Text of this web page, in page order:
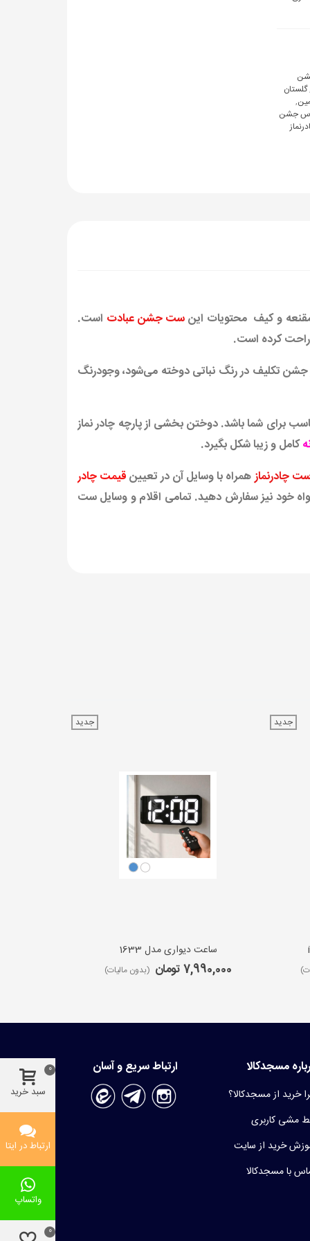
گلستان
,
جشن
و کیف محتویات اینست جشن عبادت است.
راحت کرده است.
تکلیف در رنگ نباتی دوخته می‌شود، وجودرنگ
برای شما باشد. دوختن بخشی از پارچه چادر نماز
کامل و زیبا شکل بگیرد.
چادرنمازهمراه با وسایل آن در تعیینقیمت چادر
به اندازه دلخواه خود نیز سفارش دهید. تمامی اقلام و وسایل ست
جدید جدید
ساعت دیواری مدل 1633
7,990,000 تومان (بدون مالیات)
مسجدکالا
خرید از مسجدکالا؟
مشی کاربری
خرید از سایت
با مسجدکالا
ارتباط سریع و آسان
سبد خرید
0
ارتباط در ایتا
واتساپ
0